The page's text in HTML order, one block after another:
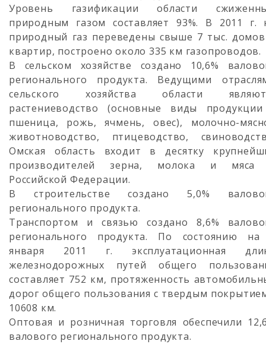
Уровень газификации области
природным газом составляет 93%. В 2011 г.
природный газ переведены свыше 7 тыс.
квартир, построено около 335 км газопроводов.
В сельском хозяйстве создано 10,6%
регионального продукта. Ведущими
сельского хозяйства области
растениеводство (основные виды
пшеница, рожь, ячмень, овес), молочно-
животноводство, птицеводство,
Омская область входит в десятку
производителей зерна, молока и
Российской Федерации.
В строительстве создано 5,0%
регионального продукта.
Транспортом и связью создано 8,6%
регионального продукта. По состоянию
января 2011 г. эксплуатационная
железнодорожных путей общего
составляет 752 км, протяженность
дорог общего пользования с твердым
10608 км.
Оптовая и розничная торговля обеспечили
валового регионального продукта.